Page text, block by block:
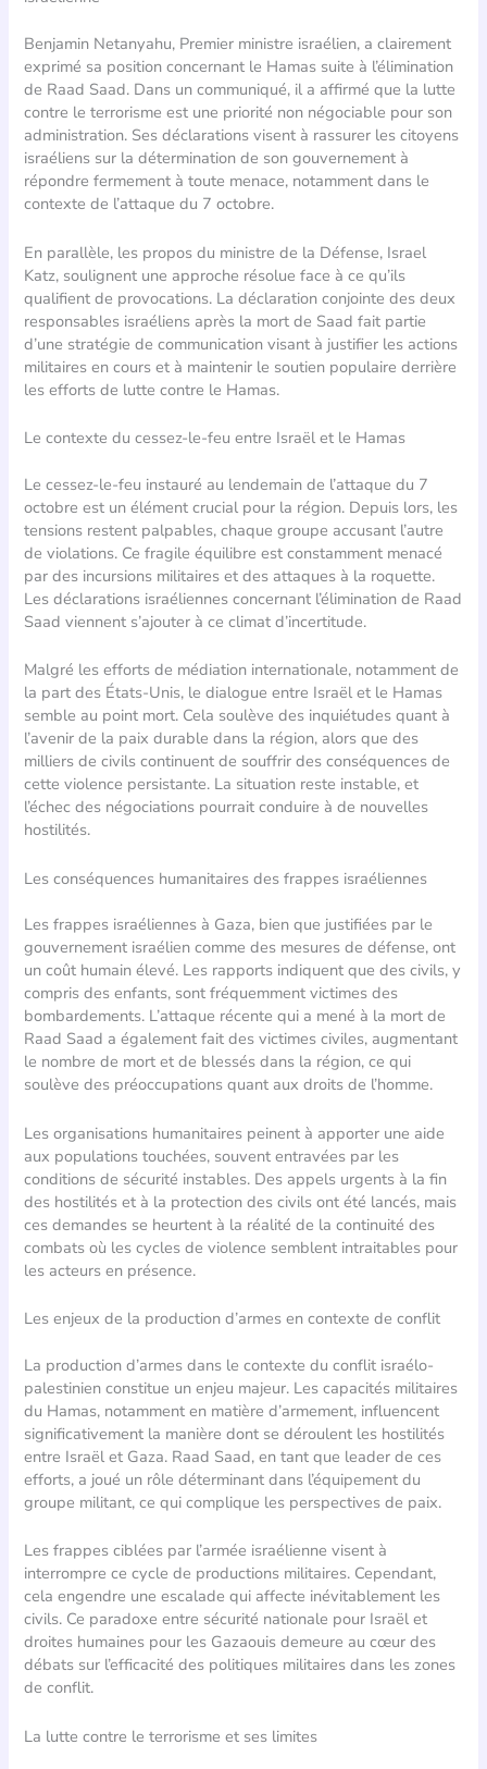
Benjamin Netanyahu, Premier ministre israélien, a clairement
exprimé sa position concernant le Hamas suite à l’élimination
de Raad Saad. Dans un communiqué, il a affirmé que la lutte
contre le terrorisme est une priorité non négociable pour son
administration. Ses déclarations visent à rassurer les citoyens
israéliens sur la détermination de son gouvernement à
répondre fermement à toute menace, notamment dans le
contexte de l’attaque du 7 octobre.
En parallèle, les propos du ministre de la Défense, Israel
Katz, soulignent une approche résolue face à ce qu’ils
qualifient de provocations. La déclaration conjointe des deux
responsables israéliens après la mort de Saad fait partie
d’une stratégie de communication visant à justifier les actions
militaires en cours et à maintenir le soutien populaire derrière
les efforts de lutte contre le Hamas.
Le contexte du cessez-le-feu entre Israël et le Hamas
Le cessez-le-feu instauré au lendemain de l’attaque du 7
octobre est un élément crucial pour la région. Depuis lors, les
tensions restent palpables, chaque groupe accusant l’autre
de violations. Ce fragile équilibre est constamment menacé
par des incursions militaires et des attaques à la roquette.
Les déclarations israéliennes concernant l’élimination de Raad
Saad viennent s’ajouter à ce climat d’incertitude.
Malgré les efforts de médiation internationale, notamment de
la part des États-Unis, le dialogue entre Israël et le Hamas
semble au point mort. Cela soulève des inquiétudes quant à
l’avenir de la paix durable dans la région, alors que des
milliers de civils continuent de souffrir des conséquences de
cette violence persistante. La situation reste instable, et
l’échec des négociations pourrait conduire à de nouvelles
hostilités.
Les conséquences humanitaires des frappes israéliennes
Les frappes israéliennes à Gaza, bien que justifiées par le
gouvernement israélien comme des mesures de défense, ont
un coût humain élevé. Les rapports indiquent que des civils, y
compris des enfants, sont fréquemment victimes des
bombardements. L’attaque récente qui a mené à la mort de
Raad Saad a également fait des victimes civiles, augmentant
le nombre de mort et de blessés dans la région, ce qui
soulève des préoccupations quant aux droits de l’homme.
Les organisations humanitaires peinent à apporter une aide
aux populations touchées, souvent entravées par les
conditions de sécurité instables. Des appels urgents à la fin
des hostilités et à la protection des civils ont été lancés, mais
ces demandes se heurtent à la réalité de la continuité des
combats où les cycles de violence semblent intraitables pour
les acteurs en présence.
Les enjeux de la production d’armes en contexte de conflit
La production d’armes dans le contexte du conflit israélo-
palestinien constitue un enjeu majeur. Les capacités militaires
du Hamas, notamment en matière d’armement, influencent
significativement la manière dont se déroulent les hostilités
entre Israël et Gaza. Raad Saad, en tant que leader de ces
efforts, a joué un rôle déterminant dans l’équipement du
groupe militant, ce qui complique les perspectives de paix.
Les frappes ciblées par l’armée israélienne visent à
interrompre ce cycle de productions militaires. Cependant,
cela engendre une escalade qui affecte inévitablement les
civils. Ce paradoxe entre sécurité nationale pour Israël et
droites humaines pour les Gazaouis demeure au cœur des
débats sur l’efficacité des politiques militaires dans les zones
de conflit.
La lutte contre le terrorisme et ses limites